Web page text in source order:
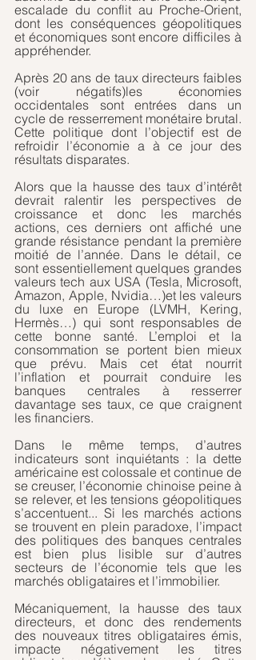
escalade du conflit au Proche-Orient,
dont les conséquences géopolitiques
et économiques sont encore difficiles à
appréhender.
Après 20 ans de taux directeurs faibles
(voir négatifs)les économies
occidentales sont entrées dans un
cycle de resserrement monétaire brutal.
Cette politique dont l’objectif est de
refroidir l’économie a à ce jour des
résultats disparates.
Alors que la hausse des taux d’intérêt
devrait ralentir les perspectives de
croissance et donc les marchés
actions, ces derniers ont affiché une
grande résistance pendant la première
moitié de l’année. Dans le détail, ce
sont essentiellement quelques grandes
valeurs tech aux USA (Tesla, Microsoft,
Amazon, Apple, Nvidia…)et les valeurs
du luxe en Europe (LVMH, Kering,
Hermès…) qui sont responsables de
cette bonne santé. L’emploi et la
consommation se portent bien mieux
que prévu. Mais cet état nourrit
l’inflation et pourrait conduire les
banques centrales à resserrer
davantage ses taux, ce que craignent
les financiers.
Dans le même temps, d’autres
indicateurs sont inquiétants : la dette
américaine est colossale et continue de
se creuser, l’économie chinoise peine à
se relever, et les tensions géopolitiques
s’accentuent... Si les marchés actions
se trouvent en plein paradoxe, l’impact
des politiques des banques centrales
est bien plus lisible sur d’autres
secteurs de l’économie tels que les
marchés obligataires et l’immobilier.
Mécaniquement, la hausse des taux
directeurs, et donc des rendements
des nouveaux titres obligataires émis,
impacte négativement les titres